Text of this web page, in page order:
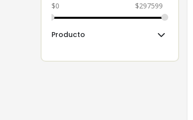
$0 $297599
Producto